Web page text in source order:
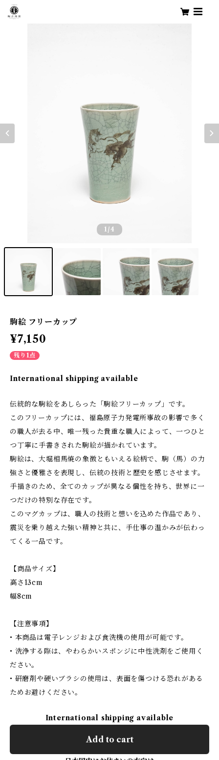
1 /4
駒絵 フリーカップ
¥7,150
残り1点
International shipping available
伝統的な駒絵をあしらった「駒絵フリーカップ」です。
このフリーカップには、福島原子力発電所事故の影響で多く
の職人が去る中、唯一残った貴重な職人によって、一つひと
つ丁寧に手書きされた駒絵が描かれています。
駒絵は、大堀相馬焼の象徴ともいえる絵柄で、駒（馬）の力
強さと優雅さを表現し、伝統の技術と歴史を感じさせます。
手描きのため、全てのカップが異なる個性を持ち、世界に一
つだけの特別な存在です。
このマグカップは、職人の技術と想いを込めた作品であり、
震災を乗り越えた強い精神と共に、手仕事の温かみが伝わっ
てくる一品です。
【商品サイズ】
高さ13cm
幅8cm
【注意事項】
• 本商品は電子レンジおよび食洗機の使用が可能です。
• 洗浄する際は、やわらかいスポンジに中性洗剤をご使用く
ださい。
• 研磨剤や硬いブラシの使用は、表面を傷つける恐れがある
ためお避けください。
International shipping available
Add to cart